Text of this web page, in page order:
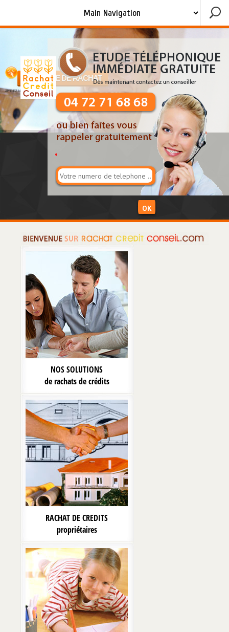
*
DEMANDE DE RACHAT
APPELEZ NOUS !!
NOS SOLUTIONS
de rachats de crédits
RACHAT DE CREDITS
propriétaires